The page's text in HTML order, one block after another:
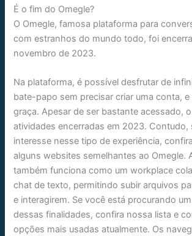
É o fim do Omegle?
O Omegle, famosa plataforma para
com estranhos do mundo todo, foi
novembro de 2023.
Na plataforma, é possível desfrutar de
bate-papo sem precisar criar uma conta,
graça. Apesar de ser bastante acessado,
atividades encerradas em 2023. Contudo,
interesse nesse tipo de experiência,
alguns websites semelhantes ao Omegle.
também funciona como um workplace
chat de texto, permitindo subir arquivos
e interagirem. Se você está procurando
dessas finalidades, confira nossa lista e
opções mais usadas atualmente. Os